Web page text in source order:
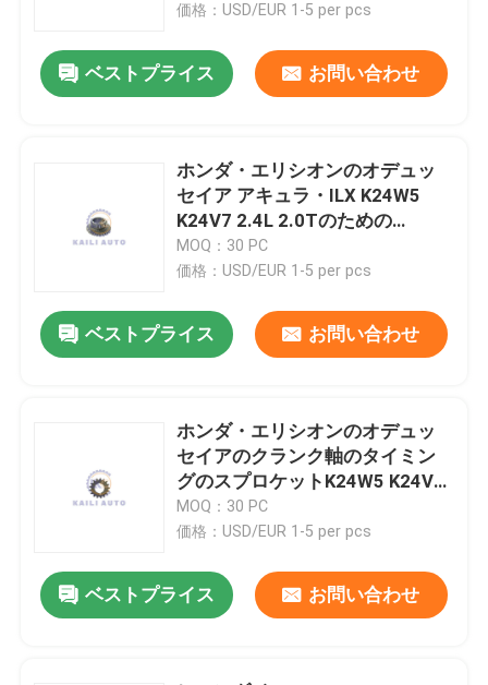
ニュース
タイミングのチェーン キット
エンジンのタイミングのキット
VVTのキット
VVTのタイミングの鎖
可変的なタイミング ベルト
エンジンのタイミングの鎖
価格：USD/EUR 1-5 per pcs
ベストプライス お問い合わせ
ホンダ・エリシオンのオデュッ
セイア アキュラ・ILX K24W5
K24V7 2.4L 2.0Tのための
13620-5A2-A01クランク軸 ギヤ
MOQ：30 PC
価格：USD/EUR 1-5 per pcs
ベストプライス お問い合わせ
ホンダ・エリシオンのオデュッ
セイアのクランク軸のタイミン
グのスプロケットK24W5 K24V7
2.4L 2.0T 13432-5A2-A00
MOQ：30 PC
価格：USD/EUR 1-5 per pcs
ベストプライス お問い合わせ